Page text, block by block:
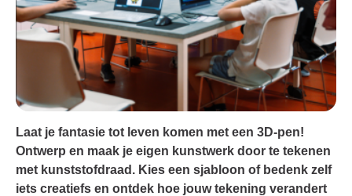
Laat je fantasie tot leven komen met een 3D-pen!
Ontwerp en maak je eigen kunstwerk door te tekenen
met kunststofdraad. Kies een sjabloon of bedenk zelf
iets creatiefs en ontdek hoe jouw tekening verandert